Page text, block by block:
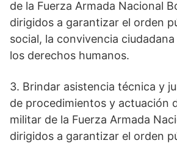
de la Fuerza Armada Nacional
dirigidos a garantizar el orden
social, la convivencia
los derechos humanos.
3. Brindar asistencia técnica y
de procedimientos y actuación
militar de la Fuerza Armada
dirigidos a garantizar el orden